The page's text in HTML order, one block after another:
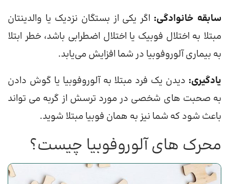
سابقه خانوادگی: اگر یکی از بستگان نزدیک یا والدینتان
مبتلا به اختلال فوبیک یا اختلال اضطرابی باشد، خطر ابتلا
به بیماری آلوروفوبیا در شما افزایش می‌یابد.
یادگیری: دیدن یک فرد مبتلا به آلوروفوبیا یا گوش دادن
به صحبت های شخصی در مورد ترسش از گربه می تواند
باعث شود که شما نیز به همان فوبیا مبتلا شوید.
محرک های آلوروفوبیا چیست؟